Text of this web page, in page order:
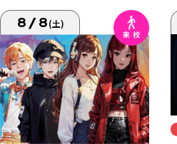
8/8(土)